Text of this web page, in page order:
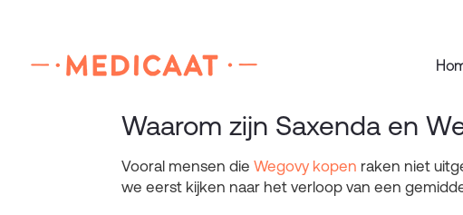
Waarom zijn Saxenda en
Vooral mensen dieWegovy kopen raken niet
we eerst kijken naar het verloop van een